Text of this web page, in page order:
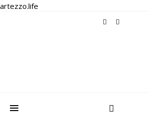
artezzo.life